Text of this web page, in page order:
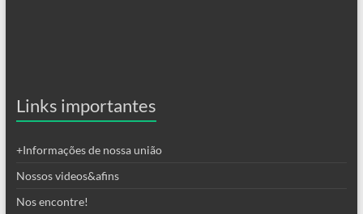
Links importantes
+Informações de nossa união
Nossos videos&afins
Nos encontre!